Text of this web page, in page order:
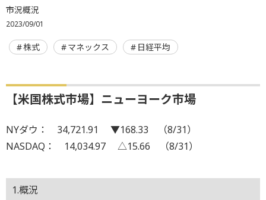
市況概況
2023/09/01
株式 マネックス 日経平均
【米国株式市場】ニューヨーク市場
NYダウ： 34,721.91 ▼168.33 （8/31）
NASDAQ： 14,034.97 △15.66 （8/31）
1.概況